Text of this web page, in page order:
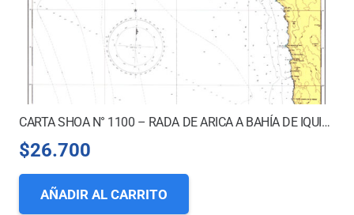
CARTA SHOA N° 1100 – RADA DE ARICA A BAHÍA DE IQUIQUE
$26.700
AÑADIR AL CARRITO